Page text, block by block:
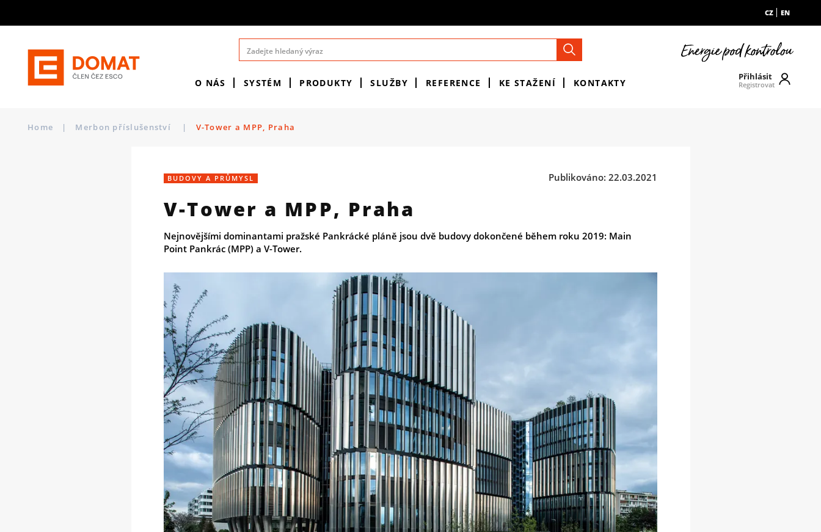
CZ EN
O NÁS SYSTÉM PRODUKTY SLUŽBY REFERENCE KE STAŽENÍ KONTAKTY
Přihlásit
Registrovat
Home | Merbon příslušenství | V-Tower a MPP, Praha
BUDOVY A PRŮMYSL Publikováno: 22.03.2021
V-Tower a MPP, Praha
Nejnovějšími dominantami pražské Pankrácké pláně jsou dvě budovy dokončené během roku 2019: Main
Point Pankrác (MPP) a V-Tower.